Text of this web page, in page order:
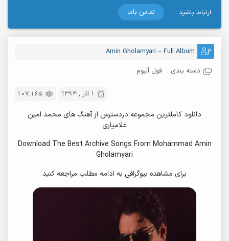
ارتباط باشید . .
تماس باما
Amin Gholamyari – Full Album
دسته بندی : فول آلبوم
107,165 1 آذر , 1394
دانلود کاملترین مجموعه دردسترس از آهنگ های محمد امین
غلامیاری
Download The Best Archive Songs From Mohammad Amin
Gholamyari
برای مشاهده بیوگرافی به ادامه مطلب مراجعه کنید